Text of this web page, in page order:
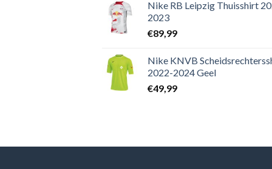
Nike RB Leipzig Thuisshirt
2023
€89,99
Nike KNVB
2022-2024 Geel
€49,99